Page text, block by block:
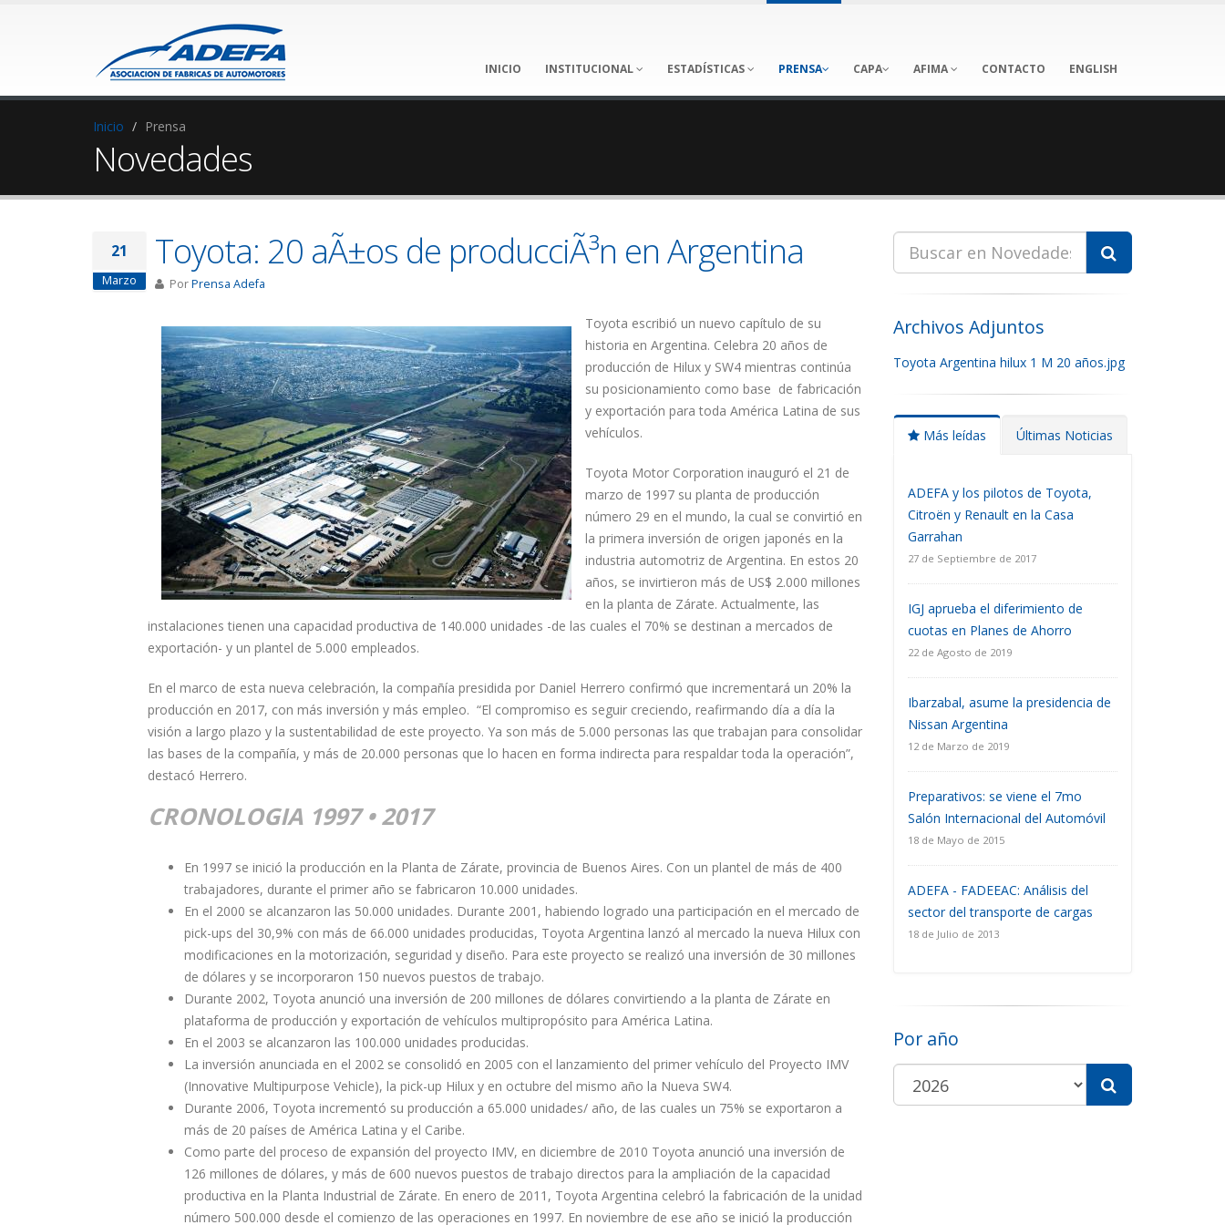
INICIO INSTITUCIONAL ESTADÍSTICAS PRENSA CAPA AFIMA CONTACTO ENGLISH
Inicio Prensa
Novedades
21
Marzo
Toyota: 20 aÃ±os de producciÃ³n en Argentina
PorPrensa Adefa
Toyota escribió un nuevo capítulo de su
historia en Argentina. Celebra 20 años de
producción de Hilux y SW4 mientras continúa
su posicionamiento como base de fabricación
y exportación para toda América Latina de sus
vehículos.
Toyota Motor Corporation inauguró el 21 de
marzo de 1997 su planta de producción
número 29 en el mundo, la cual se convirtió en
la primera inversión de origen japonés en la
industria automotriz de Argentina. En estos 20
años, se invirtieron más de US$ 2.000 millones
en la planta de Zárate. Actualmente, las
instalaciones tienen una capacidad productiva de 140.000 unidades -de las cuales el 70% se destinan a mercados de
exportación- y un plantel de 5.000 empleados.
En el marco de esta nueva celebración, la compañía presidida por Daniel Herrero confirmó que incrementará un 20% la
producción en 2017, con más inversión y más empleo. “El compromiso es seguir creciendo, reafirmando día a día la
visión a largo plazo y la sustentabilidad de este proyecto. Ya son más de 5.000 personas las que trabajan para consolidar
las bases de la compañía, y más de 20.000 personas que lo hacen en forma indirecta para respaldar toda la operación”,
destacó Herrero.
CRONOLOGIA 1997 • 2017
En 1997 se inició la producción en la Planta de Zárate, provincia de Buenos Aires. Con un plantel de más de 400
trabajadores, durante el primer año se fabricaron 10.000 unidades.
En el 2000 se alcanzaron las 50.000 unidades. Durante 2001, habiendo logrado una participación en el mercado de
pick-ups del 30,9% con más de 66.000 unidades producidas, Toyota Argentina lanzó al mercado la nueva Hilux con
modificaciones en la motorización, seguridad y diseño. Para este proyecto se realizó una inversión de 30 millones
de dólares y se incorporaron 150 nuevos puestos de trabajo.
Durante 2002, Toyota anunció una inversión de 200 millones de dólares convirtiendo a la planta de Zárate en
plataforma de producción y exportación de vehículos multipropósito para América Latina.
En el 2003 se alcanzaron las 100.000 unidades producidas.
La inversión anunciada en el 2002 se consolidó en 2005 con el lanzamiento del primer vehículo del Proyecto IMV
(Innovative Multipurpose Vehicle), la pick-up Hilux y en octubre del mismo año la Nueva SW4.
Durante 2006, Toyota incrementó su producción a 65.000 unidades/ año, de las cuales un 75% se exportaron a
más de 20 países de América Latina y el Caribe.
Como parte del proceso de expansión del proyecto IMV, en diciembre de 2010 Toyota anunció una inversión de
126 millones de dólares, y más de 600 nuevos puestos de trabajo directos para la ampliación de la capacidad
productiva en la Planta Industrial de Zárate. En enero de 2011, Toyota Argentina celebró la fabricación de la unidad
número 500.000 desde el comienzo de las operaciones en 1997. En noviembre de ese año se inició la producción
Archivos Adjuntos
Toyota Argentina hilux 1 M 20 años.jpg
Más leídas Últimas Noticias
ADEFA y los pilotos de Toyota,
Citroën y Renault en la Casa
Garrahan
27 de Septiembre de 2017
IGJ aprueba el diferimiento de
cuotas en Planes de Ahorro
22 de Agosto de 2019
Ibarzabal, asume la presidencia de
Nissan Argentina
12 de Marzo de 2019
Preparativos: se viene el 7mo
Salón Internacional del Automóvil
18 de Mayo de 2015
ADEFA - FADEEAC: Análisis del
sector del transporte de cargas
18 de Julio de 2013
Por año